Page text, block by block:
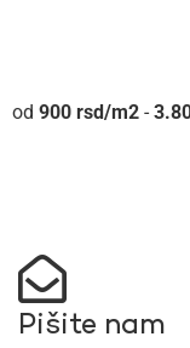
900 rsd -
Pišite nam